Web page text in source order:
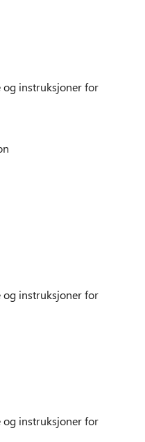
og instruksjoner for
og instruksjoner for
og instruksjoner for